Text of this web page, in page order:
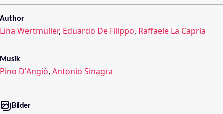
Author
Lina Wertmüller, Eduardo De Filippo, Raffaele La Capria
Musik
Pino D'Angiò, Antonio Sinagra
Bilder